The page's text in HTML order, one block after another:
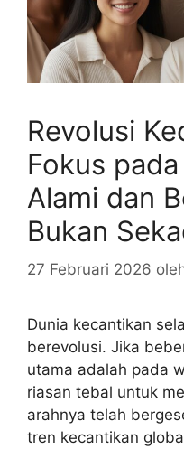
Revolusi
Fokus
Alami dan
Bukan
27 Februari 2026
Dunia kecantikan
berevolusi. Jika
utama adalah pada
riasan tebal untuk
arahnya telah
tren kecantikan